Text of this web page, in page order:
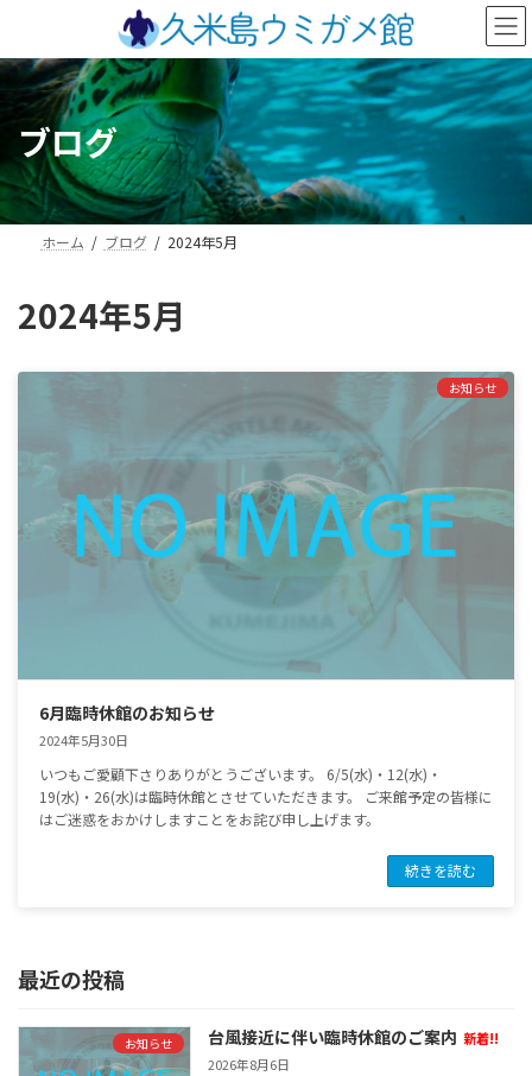
テ
キ
ッ
プ
ゲ
に
移
動
ブログ
ホーム ブログ 2024年5月
2024年5月
お知らせ
6月臨時休館のお知らせ
2024年5月30日
いつもご愛顧下さりありがとうございます。 6/5(水)・12(水)・
19(水)・26(水)は臨時休館とさせていただきます。 ご来館予定の皆様に
はご迷惑をおかけしますことをお詫び申し上げます。
続きを読む
最近の投稿
お知らせ 台風接近に伴い臨時休館のご案内 新着!!
2026年8月6日